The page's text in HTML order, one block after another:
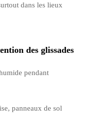
dans les lieux
des glissades
pendant
panneaux de sol